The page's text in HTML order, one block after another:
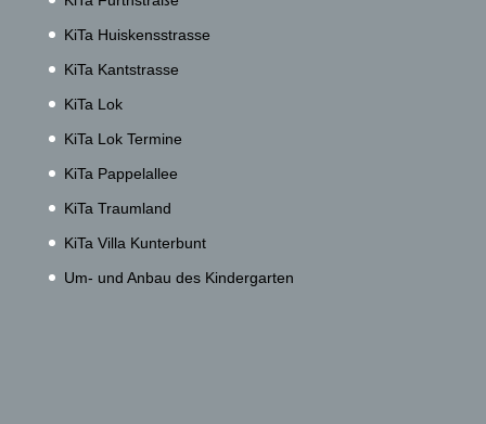
KiTa Huiskensstrasse
KiTa Kantstrasse
KiTa Lok
KiTa Lok Termine
KiTa Pappelallee
KiTa Traumland
KiTa Villa Kunterbunt
Um- und Anbau des Kindergarten